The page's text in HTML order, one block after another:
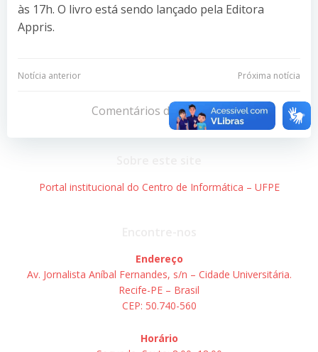
às 17h. O livro está sendo lançado pela Editora
Appris.
Navegação
Post
Notícia anterior
Navegação
de
Post
Próxima notícia
Comentários desativados
Portal institucional do Centro de Informática – UFPE
Endereço
Av. Jornalista Aníbal Fernandes, s/n – Cidade Universitária.
Recife-PE – Brasil
CEP: 50.740-560
Horário